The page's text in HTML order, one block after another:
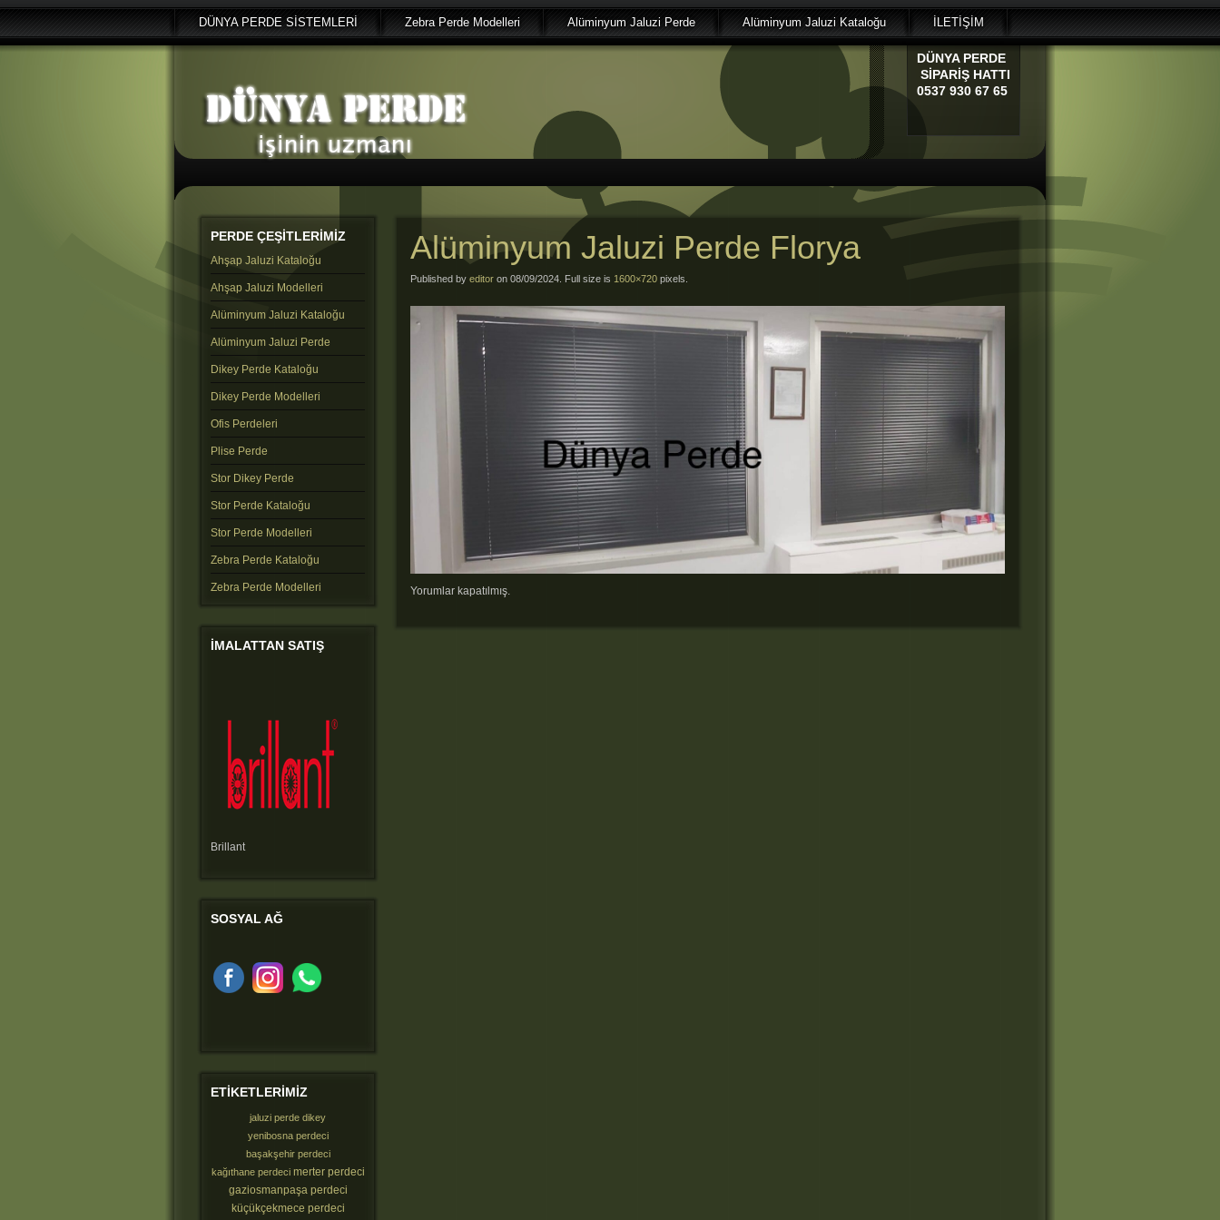
DÜNYA PERDE SİSTEMLERİ Zebra Perde Modelleri Alüminyum Jaluzi Perde Alüminyum Jaluzi Kataloğu İLETİŞİM
DÜNYAPERDE
SİPARİŞ HATTI
0537 930 67 65
Alüminyum Jaluzi Perde Florya
Published by editor on 08/09/2024. Full size is 1600×720 pixels.
Yorumlar kapatılmış.
PERDE ÇEŞİTLERİMİZ
Ahşap Jaluzi Kataloğu
Ahşap Jaluzi Modelleri
Alüminyum Jaluzi Kataloğu
Alüminyum Jaluzi Perde
Dikey Perde Kataloğu
Dikey Perde Modelleri
Ofis Perdeleri
Plise Perde
Stor Dikey Perde
Stor Perde Kataloğu
Stor Perde Modelleri
Zebra Perde Kataloğu
Zebra Perde Modelleri
IMALATTAN SATIŞ
Brillant
SOSYAL AĞ
ETIKETLERIMIZ
jaluzi perde dikey
yenibosna perdeci
başakşehir perdeci
kağıthane perdeci merter perdeci
gaziosmanpaşa perdeci
küçükçekmece perdeci